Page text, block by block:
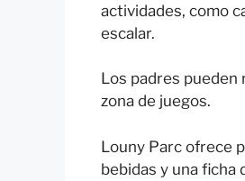
actividades, como
escalar.
Los padres pueden
zona de juegos.
Louny Parc ofrece
bebidas y una ficha